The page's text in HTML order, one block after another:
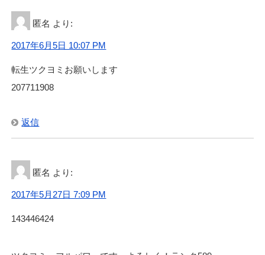
匿名 より:
2017年6月5日 10:07 PM
転生ツクヨミお願いします
207711908
返信
匿名 より:
2017年5月27日 7:09 PM
143446424